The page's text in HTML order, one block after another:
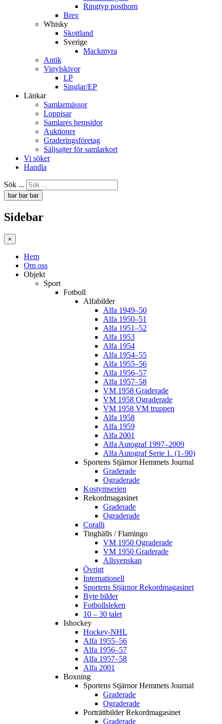
Ringtyp posthorn
Brev
Whisky
Skottland
Sverige
Mackmyra
Antik
Vinylskivor
LP
Singlar/EP
Länkar
Samlarmässor
Loppisar
Samlares hemsidor
Auktioner
Graderingsföretag
Säljsajter för samlarkort
Vi söker
Handla
Sök ...
bar bar bar
Sidebar
×
Hem
Om oss
Objekt
Sport
Fotboll
Alfabilder
Alfa 1949–50
Alfa 1950–51
Alfa 1951–52
Alfa 1953
Alfa 1954
Alfa 1954–55
Alfa 1955–56
Alfa 1956–57
Alfa 1957–58
VM 1958 Graderade
VM 1958 Ograderade
VM 1958 VM truppen
Alfa 1958
Alfa 1959
Alfa 2001
Alfa Autograf 1997–2009
Alfa Autograf Serie 1. (1–90)
Sportens Stjärnor Hemmets Journal
Graderade
Ograderade
Kostymserien
Rekordmagasinet
Graderade
Ograderade
Coralli
Tinghälls / Flamingo
VM 1950 Ograderade
VM 1950 Graderade
Allsvenskan
Övrigt
Internationell
Sportens Stjärnor Rekordmagasinet
Byte bilder
Fotbollsleken
10 – 30 talet
Ishockey
Hockey-NHL
Alfa 1955–56
Alfa 1956–57
Alfa 1957–58
Alfa 2001
Boxning
Sportens Stjärnor Hemmets Journal
Graderade
Ograderade
Porträttbilder Rekordmagasinet
Graderade